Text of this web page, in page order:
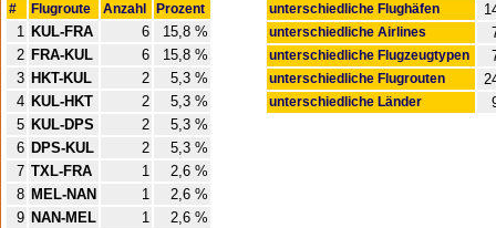
# Flugroute Anzahl Prozent
1 KUL-FRA 6
15,8 %
2 FRA-KUL 6
15,8 %
3 HKT-KUL 2
5,3 %
4 KUL-HKT 2
5,3 %
5 KUL-DPS 2
5,3 %
6 DPS-KUL 2
5,3 %
7 TXL-FRA 1
2,6 %
8 MEL-NAN 1
2,6 %
9 NAN-MEL 1
2,6 %
unterschiedliche Flughäfen
unterschiedliche Airlines
unterschiedliche Flugzeugtypen
unterschiedliche Flugrouten
unterschiedliche Länder